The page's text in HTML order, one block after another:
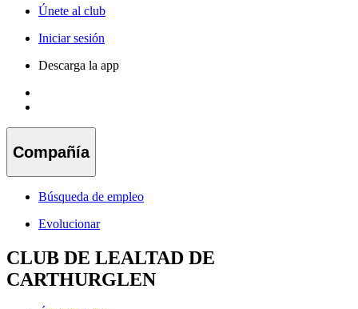
Únete al club
Iniciar sesión
Descarga la app
Compañía
Búsqueda de empleo
Evolucionar
CLUB DE LEALTAD DE
CARTHURGLEN